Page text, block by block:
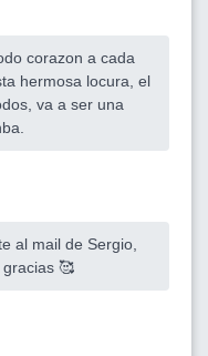
corazon a cada
hermosa locura, el
va a ser una
al mail de Sergio,
gracias 🥰